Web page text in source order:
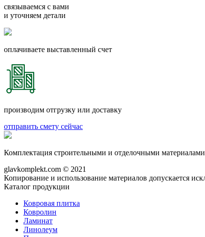
связываемся с вами
и уточняем детали
оплачиваете выставленный счет
производим отгрузку или доставку
отправить смету сейчас
Комплектация строительными и отделочными
glavkomplekt.com © 2021
Копирование и использование материалов допускается
Каталог продукции
Ковровая плитка
Ковролин
Ламинат
Линолеум